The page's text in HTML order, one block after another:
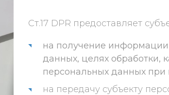
Ст.17 DPR предоставляет
на получение
данных, целях обработки,
персональных данных при
на передачу субъекту